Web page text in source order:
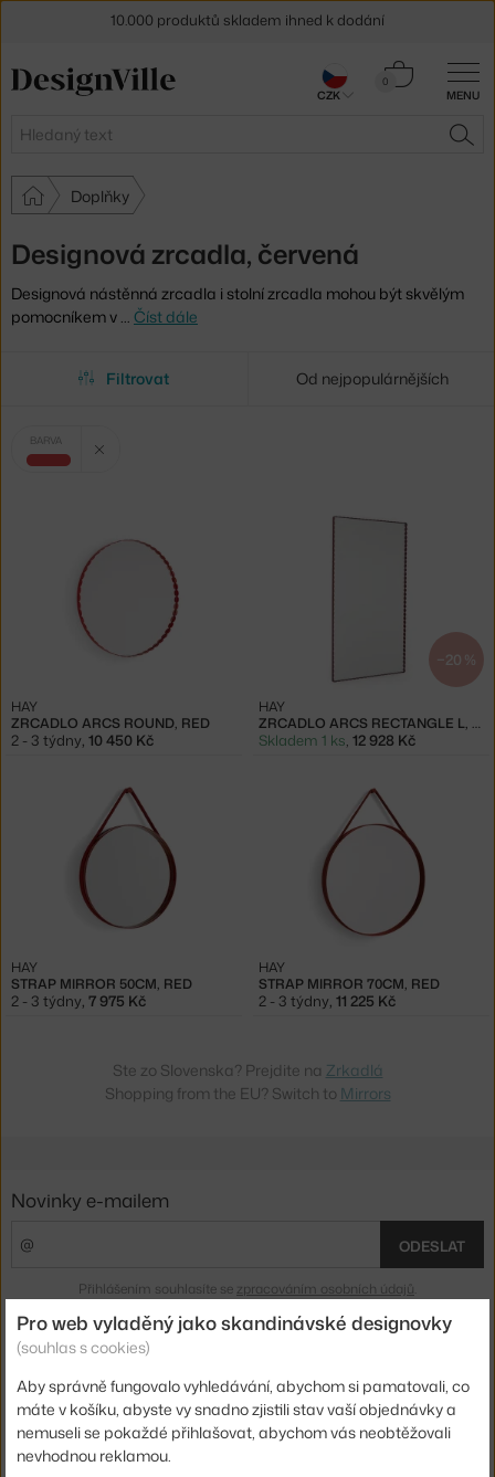
MENU
Hledat
0
Košík
Doplňky
Designová zrcadla, červená
Designová nástěnná zrcadla i stolní zrcadla mohou být skvělým
pomocníkem v … Číst dále
Filtrovat Od nejpopulárnějších
Vybrané
filtry:
BARVA
červená
ZRCADLO ARCS ROUND, RED
HAY
2 - 3 týdny 10 450 Kč
−20 %
ZRCADLO ARCS RECTANGLE L, BURGUNDY
HAY
Skladem 1 ks 12 928 Kč
STRAP MIRROR 50CM, RED
HAY
2 - 3 týdny, 7 975 Kč
STRAP MIRROR 70CM, RED
HAY
2 - 3 týdny, 11 225 Kč
Ste zo Slovenska? Prejdite na Zrkadlá
Shopping from the EU? Switch to Mirrors
10.000 produktů skladem ihned k dodání
30 dní na vrácení zbožíCZK
Pro web vyladěný jako skandinávské designovky
(souhlas s cookies)
Aby správně fungovalo vyhledávání, abychom si pamatovali, co
máte v košíku, abyste vy snadno zjistili stav vaší objednávky a
nemuseli se pokaždé přihlašovat, abychom vás neobtěžovali
nevhodnou reklamou.
Novinky e-mailem
ODESLAT
Přihlášením souhlasíte se zpracováním osobních údajů
Nákup